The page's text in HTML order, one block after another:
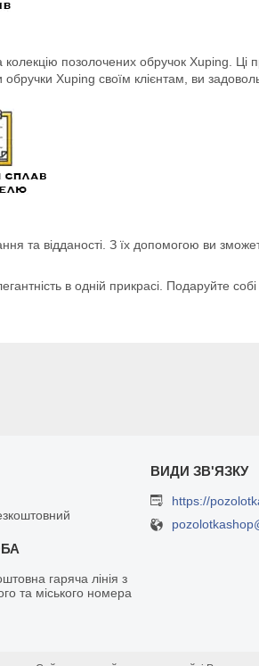
позолочених обручок Xuping. Ці
Xuping своїм клієнтам, ви
та відданості. З їх допомогою ви
в одній прикрасі. Подаруйте
гаряча лінія з
та міського номера
https://